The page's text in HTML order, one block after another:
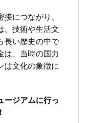
につながり、
、技術や生活文
長い歴史の中で
は、当時の国力
は文化の象徴に
ージアムに行っ